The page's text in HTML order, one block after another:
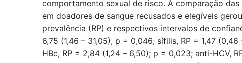
comportamento sexual de risco. A comparação
em doadores de sangue recusados ​​e elegíveis
prevalência (RP) e respectivos intervalos de
6,75 (1,46 – 31,05), p = 0,046; sífilis, RP = 1,47
HBc, RP = 2,84 (1,24 – 6,50); p = 0,023; anti-HCV,